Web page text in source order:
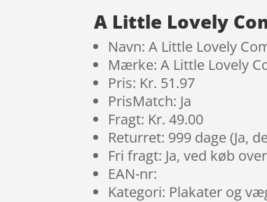
A Little Lovely
Navn: A Little Lovely
Mærke: A Little Lovely
Pris: Kr. 51.97
PrisMatch: Ja
Fragt: Kr. 49.00
Returret: 999 dage (Ja,
Fri fragt: Ja, ved køb
EAN-nr:
Kategori: Plakater og